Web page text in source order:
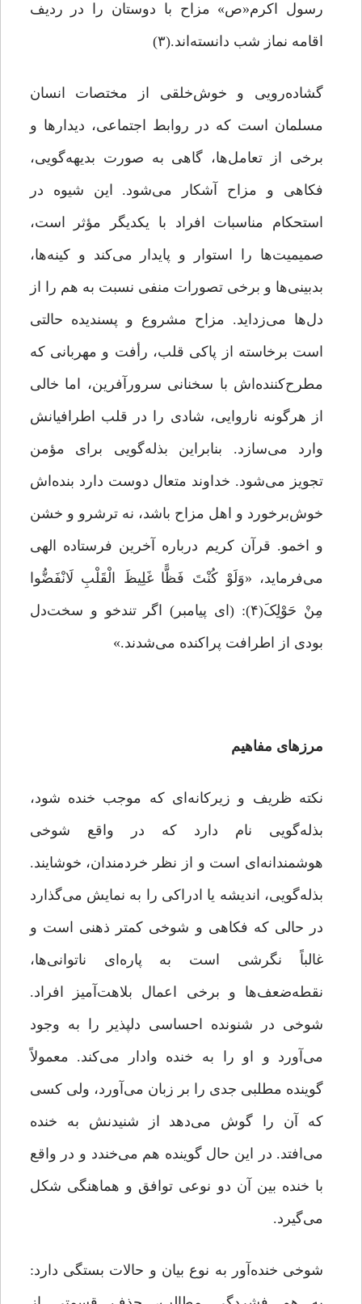
رسول اکرم«ص» مزاح با دوستان را در ردیف
اقامه‌ نماز شب دانسته‌اند.(۳)
گشاده‌رویی و خوش‌خلقی از مختصات انسان
مسلمان است که در روابط اجتماعی، دیدارها و
برخی از تعامل‌ها، گاهی به صورت بدیهه‌گویی،
فکاهی و مزاح آشکار می‌شود. این شیوه در
استحکام مناسبات افراد با یکدیگر مؤثر است،
صمیمیت‌ها را استوار و پایدار می‌کند و کینه‌ها،
بدبینی‌ها و برخی تصورات منفی نسبت به هم را از
دل‌ها می‌زداید. مزاح مشروع و پسندیده حالتی
است برخاسته از پاکی قلب، رأفت و مهربانی که
مطرح‌کننده‌اش با سخنانی سرورآفرین، اما خالی
از هرگونه ناروایی، شادی را در قلب اطرافیانش
وارد می‌سازد. بنابراین بذله‌گویی برای مؤمن
تجویز می‌شود. خداوند متعال دوست دارد بنده‌اش
خوش‌برخورد و اهل مزاح باشد، نه ترشرو و خشن
و اخمو. قرآن کریم درباره‌ آخرین فرستاده‌ الهی
می‌فرماید، «وَلَوْ کُنْتَ فَظًّا غَلِیظَ الْقَلْبِ لَانْفَضُّوا
مِنْ حَوْلِکَ(۴): (ای پیامبر) اگر تندخو و سخت‌دل
بودی از اطرافت پراکنده می‌شدند.»
مرزهای مفاهیم
نکته‌ ظریف و زیرکانه‌‌ای که موجب خنده شود،
بذله‌گویی نام دارد که در واقع شوخی
هوشمندانه‌ای است و از نظر خردمندان، خوشایند.
بذله‌گویی، اندیشه یا ادراکی را به نمایش می‌گذارد
در حالی که فکاهی و شوخی کمتر ذهنی است و
غالباً نگرشی است به پاره‌ای ناتوانی‌ها،
نقطه‌ضعف‌ها و برخی اعمال بلاهت‌آمیز افراد.
شوخی در شنونده احساسی دلپذیر را به وجود
می‌آورد و او را به خنده وادار می‌کند. معمولاً
گوینده مطلبی جدی را بر زبان می‌آورد، ولی کسی
که آن را گوش می‌دهد از شنیدنش به خنده
می‌افتد. در این حال گوینده هم می‌خندد و در واقع
با خنده بین آن دو نوعی توافق و هماهنگی شکل
می‌گیرد.
شوخی خنده‌آور به نوع بیان و حالات بستگی دارد: